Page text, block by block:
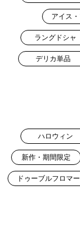
アイス
ラングドシャ
デリカ単品
ハロウィン
新作・期間限定
ドゥーブルフロマ